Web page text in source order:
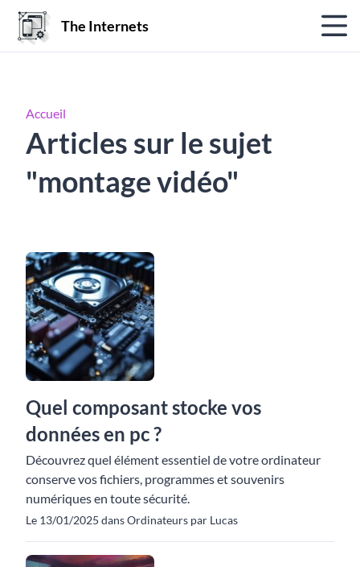
The Internets
Accueil
Articles sur le sujet
"montage vidéo"
Quel composant stocke vos
données en pc ?
Découvrez quel élément essentiel de votre ordinateur
conserve vos fichiers, programmes et souvenirs
numériques en toute sécurité.
Le 13/01/2025 dans Ordinateurs par Lucas